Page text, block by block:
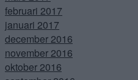
februari 2017
januari 2017
december 2016
november 2016
oktober 2016